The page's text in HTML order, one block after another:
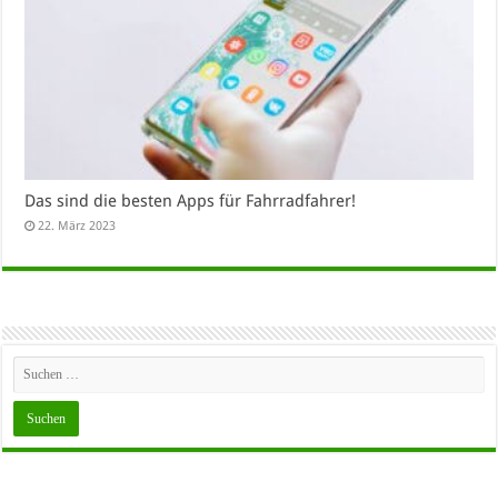
Das sind die besten Apps für Fahrradfahrer!
22. März 2023